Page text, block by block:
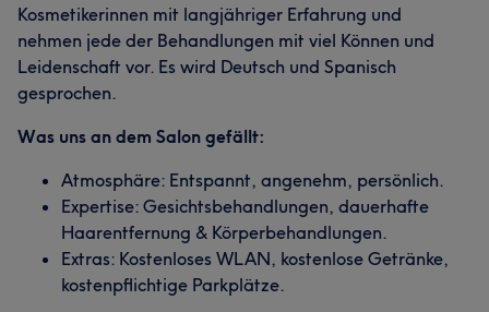
Kosmetikerinnen mit langjähriger Erfahrung und
nehmen jede der Behandlungen mit viel Können und
Leidenschaft vor. Es wird Deutsch und Spanisch
gesprochen.
Was uns an dem Salon gefällt:
Atmosphäre: Entspannt, angenehm, persönlich.
Expertise: Gesichtsbehandlungen, dauerhafte
Haarentfernung & Körperbehandlungen.
Extras: Kostenloses WLAN, kostenlose Getränke,
kostenpflichtige Parkplätze.